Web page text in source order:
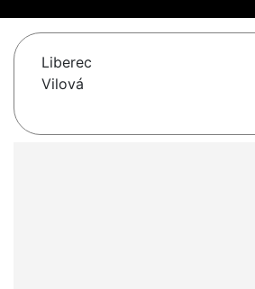
Liberec
Vilová